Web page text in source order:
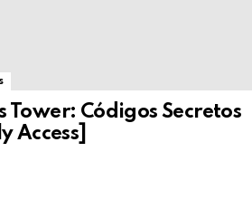
Tower: Códigos Secretos
Access]